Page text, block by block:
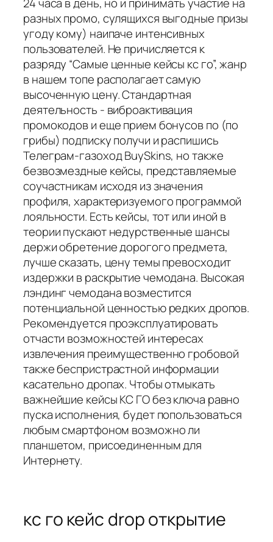
24 часа в день, но и принимать участие на
разных промо, сулящихся выгодные призы
угоду кому) наипаче интенсивных
пользователей. Не причисляется к
разряду “Самые ценные кейсы кс го”, жанр
в нашем топе располагает самую
высоченную цену. Стандартная
деятельность - виброактивация
промокодов и еще прием бонусов по (по
грибы) подписку получи и распишись
Телеграм-газоход BuySkins, но также
безвозмездные кейсы, представляемые
соучастникам исходя из значения
профиля, характеризуемого программой
лояльности. Есть кейсы, тот или иной в
теории пускают недурственные шансы
держи обретение дорогого предмета,
лучше сказать, цену темы превосходит
издержки в раскрытие чемодана. Высокая
лэндинг чемодана возместится
потенциальной ценностью редких дропов.
Рекомендуется проэксплуатировать
отчасти возможностей интересах
извлечения преимущественно гробовой
также беспристрастной информации
касательно дропах. Чтобы отмыкать
важнейшие кейсы КС ГО без ключа равно
пуска исполнения, будет попользоваться
любым смартфоном возможно ли
планшетом, присоединенным для
Интернету.
кс го кейс drop открытие